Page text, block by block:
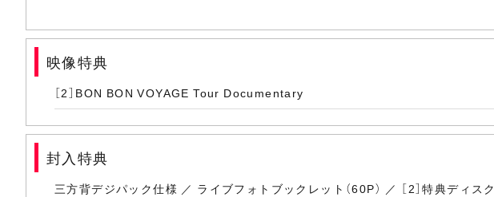
(13) YUUWAKU DANCE
(14) Doki it
映像特典
［2］BON BON VOYAGE Tour Documentary
封入特典
三方背デジパック仕様 ／ ライブフォトブックレット（60P） ／ ［2］特典ディスク